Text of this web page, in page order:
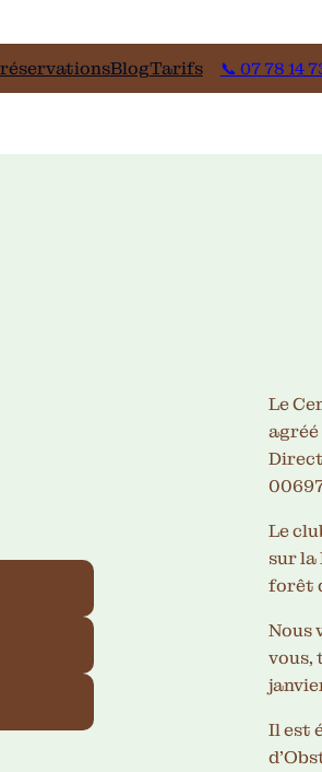
BlogTarifs 📞 07 78 14
Le
agréé
Le
sur la
forêt
Nous
vous,
Il est